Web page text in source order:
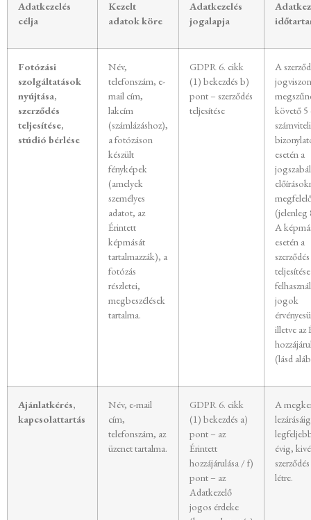
Adatkezelés
célja
Kezelt
adatok köre
Adatkezelés
jogalapja
Fotózási
szolgáltatások
nyújtása,
szerződés
teljesítése,
stúdió bérlése
Név,
telefonszám, e-
mail cím,
lakcím
(számlázáshoz),
a fotózáson
készült
fényképek
(amelyek
személyes
adatot, az
Érintett
képmását
tartalmazzák), a
fotózás
részletei,
megbeszélések
tartalma.
GDPR 6. cikk
(1) bekezdés b)
pont – szerződés
teljesítése
A
követő 5
számviteli
esetén a
(jelenleg
A
esetén a
szerződés
jogok
illetve az
(lásd
Ajánlatkérés,
kapcsolattartás
Név, e-mail
cím,
telefonszám, az
üzenet tartalma.
GDPR 6. cikk
(1) bekezdés a)
pont – az
Érintett
hozzájárulása / f)
pont – az
Adatkezelő
jogos érdeke
A
évig,
létre.